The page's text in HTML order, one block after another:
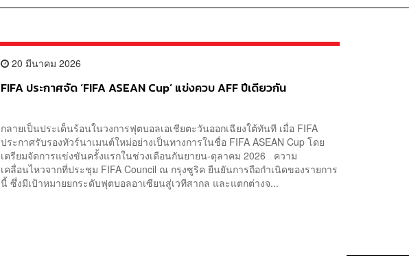
20 มีนาคม 2026
FIFA ประกาศจัด ‘FIFA ASEAN Cup’ แข่งควบ AFF ปีเดียวกัน
กลายเป็นประเด็นร้อนในวงการฟุตบอลเอเชียตะวันออกเฉียงใต้ทันที เมื่อ FIFA
ประกาศรับรองทัวร์นาเมนต์ใหม่อย่างเป็นทางการในชื่อ FIFA ASEAN Cup โดย
เตรียมจัดการแข่งขันครั้งแรกในช่วงเดือนกันยายน-ตุลาคม 2026 ความ
เคลื่อนไหวจากที่ประชุม FIFA Council ณ กรุงซูริค ยืนยันการถือกำเนิดของรายการ
นี้ ซึ่งมีเป้าหมายยกระดับฟุตบอลอาเซียนสู่เวทีสากล และแตกต่างจ...